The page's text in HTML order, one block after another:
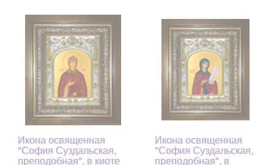
Икона освященная
"София Суздальская,
преподобная", в киоте
Икона освященная
"София Суздальская,
преподобная", в